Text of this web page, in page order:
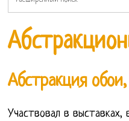
Абстракция
Участвовал в